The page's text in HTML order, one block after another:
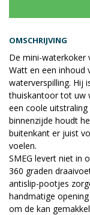
OMSCHRIJVING
De mini-waterkoker
Watt en een inhoud
waterverspilling. Hij
thuiskantoor tot uw
een coole uitstraling
binnenzijde houdt
buitenkant er juist
voelen.
SMEG levert niet in
360 graden
antislip-pootjes
handmatige
om de kan